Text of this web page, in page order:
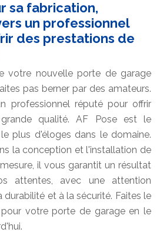
sa fabrication,
un professionnel
des prestations de
votre nouvelle porte de garage
pas berner par des amateurs.
professionnel réputé pour offrir
qualité. AF Pose est le
plus d'éloges dans le domaine.
la conception et l'installation de
il vous garantit un résultat
attentes, avec une attention
durabilité et à la sécurité. Faites le
votre porte de garage en le